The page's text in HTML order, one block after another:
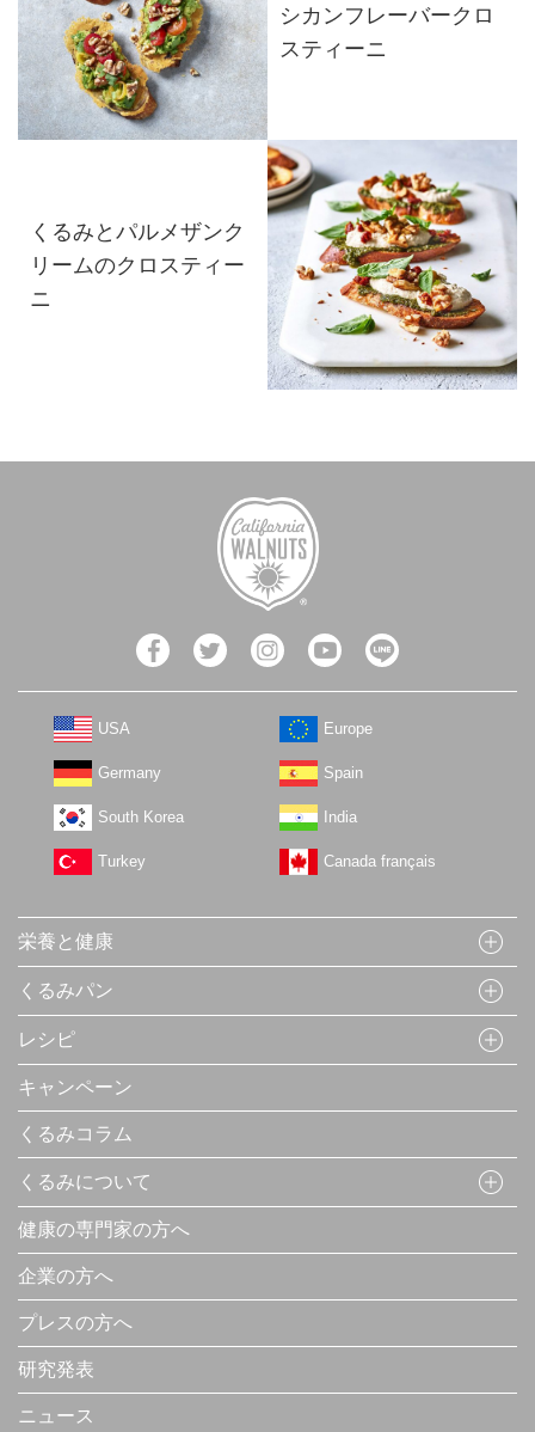
シカンフレーバークロ
スティーニ
くるみとパルメザンク
リームのクロスティー
ニ
USA Europe
Germany Spain
South Korea India
Turkey Canada français
栄養と健康
くるみパン
レシピ
キャンペーン
くるみコラム
くるみについて
健康の専門家の方へ
企業の方へ
プレスの方へ
研究発表
ニュース